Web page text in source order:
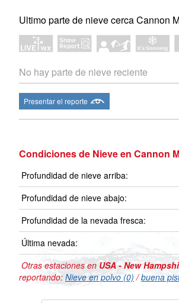
Ultimo parte de nieve cerca Cannon
No hay parte de nieve reciente
Presentar el reporte
Condiciones de Nieve en Cannon
Profundidad de nieve arriba:
Profundidad de nieve abajo:
Profundidad de la nevada fresca:
Última nevada:
Otras estaciones enUSA - New
reportando: Nieve en polvo (0) /buena